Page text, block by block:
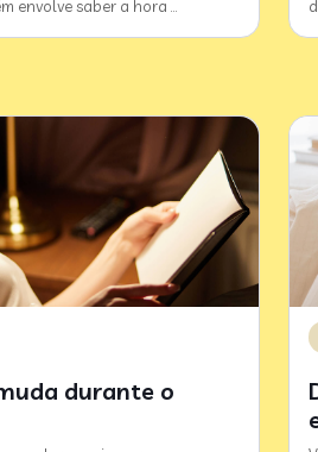
envolve saber a hora
durante o